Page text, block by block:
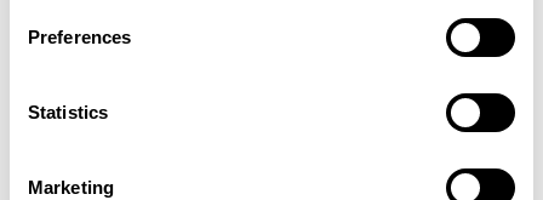
Preferences
Statistics
Marketing
una oportunidad para inspirar a nuevas
todos.
los participantes confirmaron el impacto de la